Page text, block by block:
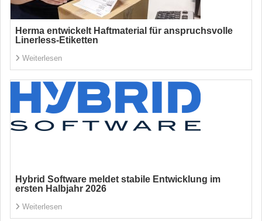
Herma entwickelt Haftmaterial für anspruchsvolle
Linerless-Etiketten
Weiterlesen
Hybrid Software meldet stabile Entwicklung im
ersten Halbjahr 2026
Weiterlesen